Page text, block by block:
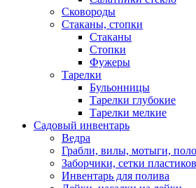
Сковороды
Стаканы, стопки
Стаканы
Стопки
Фужеры
Тарелки
Бульонницы
Тарелки глубокие
Тарелки мелкие
Садовый инвентарь
Ведра
Грабли, вилы, мотыги,
Заборчики, сетки
Инвентарь для полива